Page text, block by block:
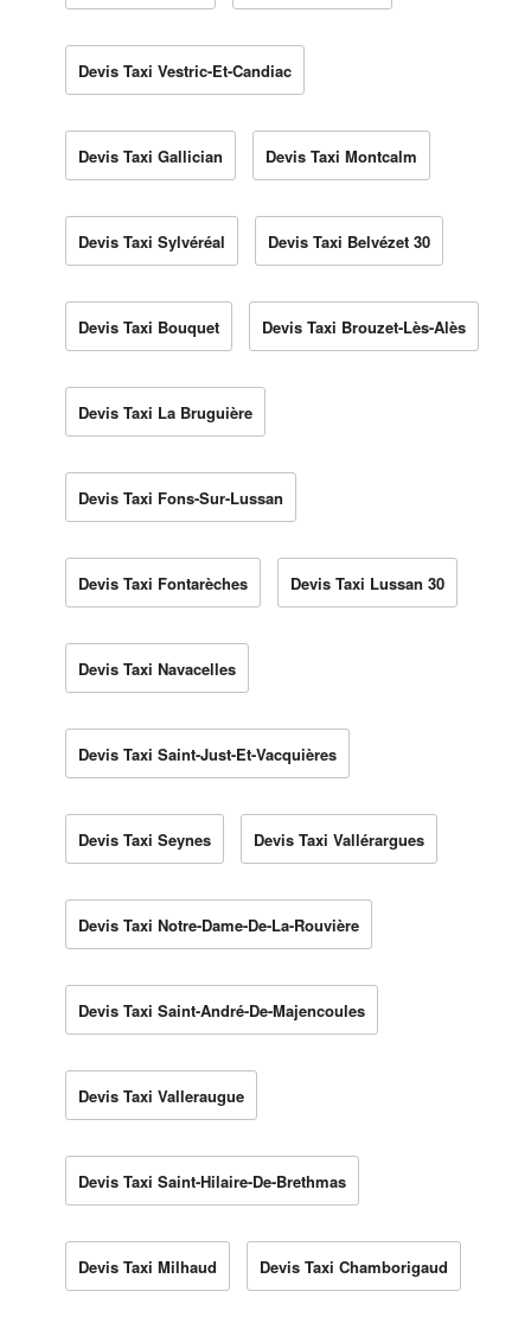
Devis Taxi Vestric-Et-Candiac
Devis Taxi Gallician Devis Taxi Montcalm
Devis Taxi Sylvéréal Devis Taxi Belvézet 30
Devis Taxi Bouquet Devis Taxi Brouzet-Lès-Alès
Devis Taxi La Bruguière
Devis Taxi Fons-Sur-Lussan
Devis Taxi Fontarèches Devis Taxi Lussan 30
Devis Taxi Navacelles
Devis Taxi Saint-Just-Et-Vacquières
Devis Taxi Seynes Devis Taxi Vallérargues
Devis Taxi Notre-Dame-De-La-Rouvière
Devis Taxi Saint-André-De-Majencoules
Devis Taxi Valleraugue
Devis Taxi Saint-Hilaire-De-Brethmas
Devis Taxi Milhaud Devis Taxi Chamborigaud